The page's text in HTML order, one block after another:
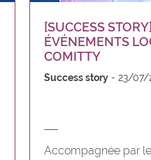
[SUCCESS
ÉVÉNEMENTS
COMITTY
Success story 23/07/
Accompagnée par